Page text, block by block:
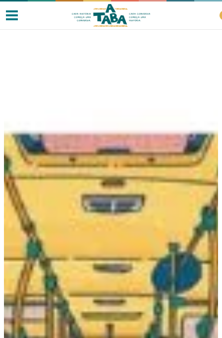
Clube de Leitores
Listas
Como ler?
Na escola
Na família
Colunas
Conteúdos